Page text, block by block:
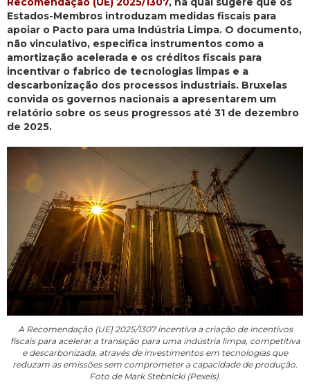
Estados-Membros introduzam medidas fiscais para
apoiar o Pacto para uma Indústria Limpa. O documento,
não vinculativo, especifica instrumentos como a
amortização acelerada e os créditos fiscais para
incentivar o fabrico de tecnologias limpas e a
descarbonização dos processos industriais. Bruxelas
convida os governos nacionais a apresentarem um
relatório sobre os seus progressos até 31 de dezembro
de 2025.
A Recomendação (UE) 2025/1307 incentiva a criação de incentivos
fiscais para acelerar a transição para uma indústria limpa, competitiva
e descarbonizada, através de investimentos em tecnologias que
reduzam as emissões sem comprometer a capacidade de produção.
Foto de Mark Stebnicki (Pexels).